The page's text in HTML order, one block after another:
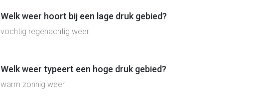
Welk weer hoort bij een lage druk gebied?
vochtig regenachtig weer.
Welk weer typeert een hoge druk gebied?
warm zonnig weer